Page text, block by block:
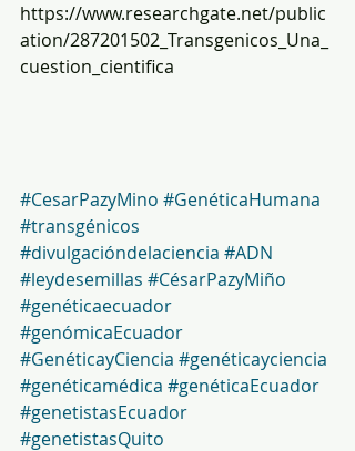
https://www.researchgate.net/public
ation/287201502_Transgenicos_Una_
cuestion_cientifica
#CesarPazyMino #GenéticaHumana
#transgénicos
#divulgacióndelaciencia #ADN
#leydesemillas #CésarPazyMiño
#genéticaecuador
#genómicaEcuador
#GenéticayCiencia #genéticayciencia
#genéticamédica #genéticaEcuador
#genetistasEcuador
#genetistasQuito